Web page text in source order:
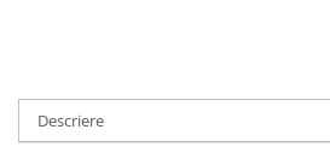
Taietoare manuale
Tavi copt
Descriere